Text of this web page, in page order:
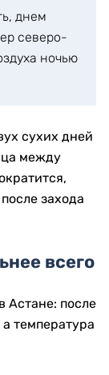
днем
северо-
ночью
сухих дней
между
захода
всего
Астане: после
температура